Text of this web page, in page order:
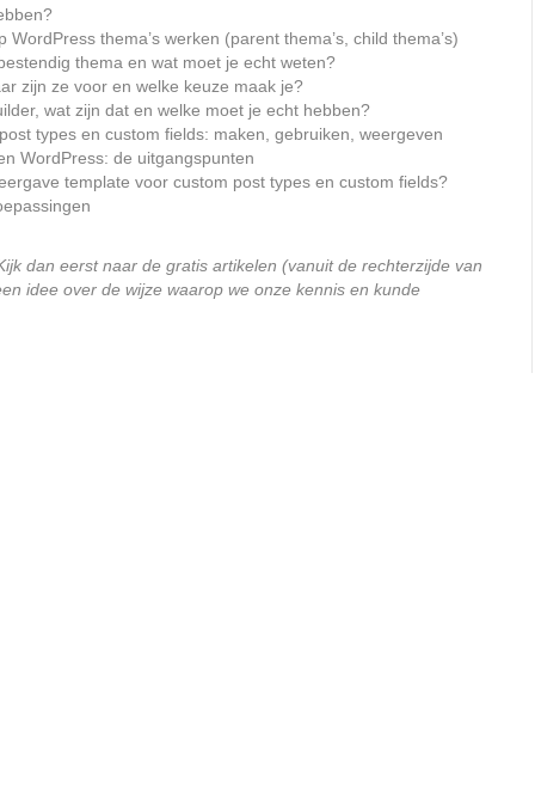
thema’s werken (parent thema’s, child thema’s)
thema en wat moet je echt weten?
zijn ze voor en welke keuze maak je?
wat zijn dat en welke moet je echt hebben?
types en custom fields: maken, gebruiken, weergeven
WordPress: de uitgangspunten
template voor custom post types en custom fields?
dan eerst naar de gratis artikelen (vanuit de rechterzijde van
idee over de wijze waarop we onze kennis en kunde